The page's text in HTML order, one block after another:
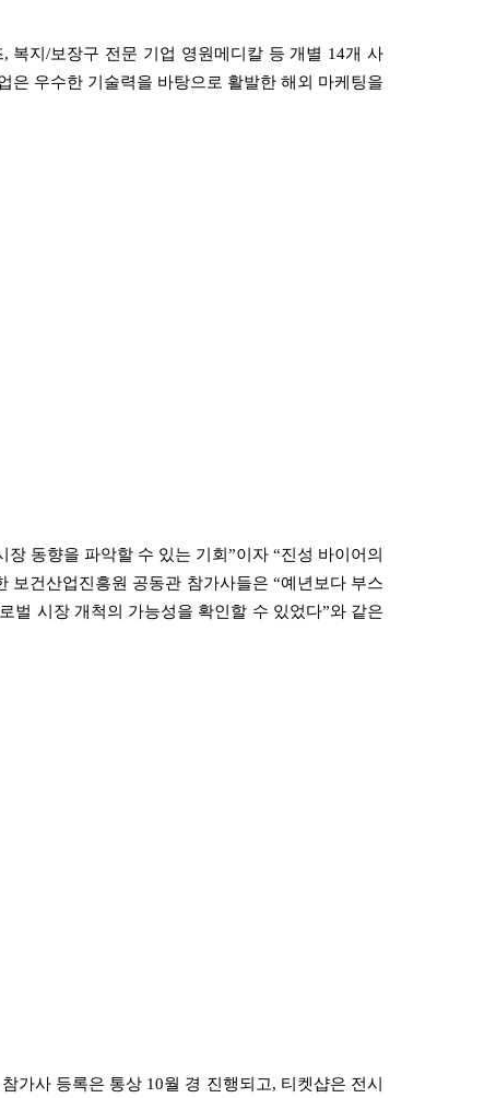
, 복지/보장구 전문 기업 영원메디칼 등 개별 14개 사
은 우수한 기술력을 바탕으로 활발한 해외 마케팅을
동향을 파악할 수 있는 기회 ”이자 “진성 바이어의
보건산업진흥원 공동관 참가사들은 “예년보다 부스
벌 시장 개척의 가능성을 확인할 수 있었다”와 같은
참가사 등록은 통상 10월 경 진행되고, 티켓샵은 전시